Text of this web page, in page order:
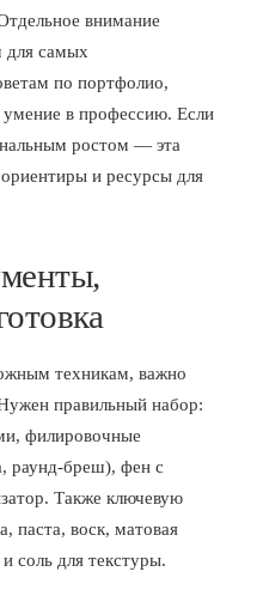
внимание
для самых
по портфолио,
умение в профессию. Если
ростом — эта
и ресурсы для
техникам, важно
правильный набор:
филировочные
раунд-бреш), фен с
Также ключевую
паста, воск, матовая
соль для текстуры.